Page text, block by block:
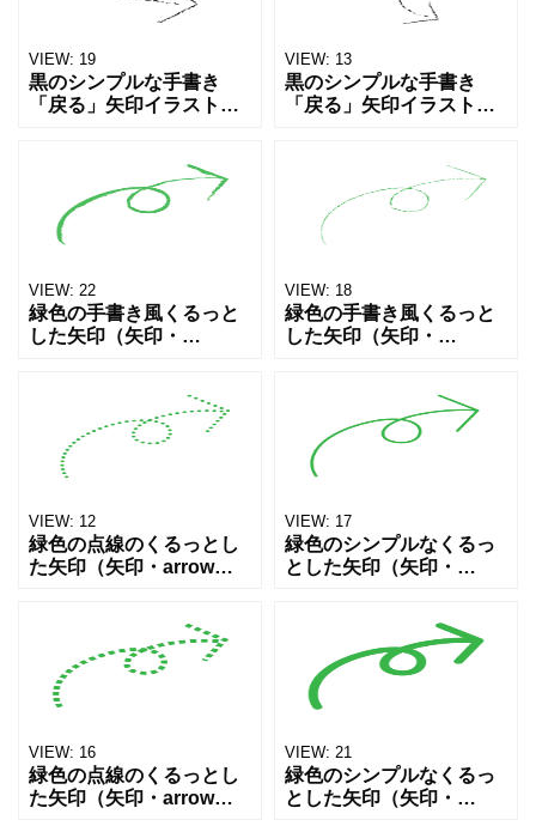
VIEW: 19
黒のシンプルな手書き
「戻る」矢印イラスト素
直し」「リピート」「循
環」「ループ」といった
動きを直感的に表現でき
ます。鉛
VIEW: 13
黒のシンプルな手書き
「戻る」矢印イラスト素
直し」「リピート」「循
環」「ループ」といった
動きを直感的に表現でき
ます。鉛
VIEW: 22
緑色の手書き風くるっと
した矢印（矢印・
素材です。Webサイト、
SNS投稿、プレゼン資
料、チラシやPOP、掲示
物な
VIEW: 18
緑色の手書き風くるっと
した矢印（矢印・
素材です。Webサイト、
SNS投稿、プレゼン資
料、チラシやPOP、掲示
物な
VIEW: 12
緑色の点線のくるっとし
た矢印（矢印・arrow・
す。Webサイト、SNS投
稿、プレゼン資料、チラ
シやPOP、掲示物など
VIEW: 17
緑色のシンプルなくるっ
とした矢印（矢印・
素材です。Webサイト、
SNS投稿、プレゼン資
料、チラシやPOP、掲示
VIEW: 16
緑色の点線のくるっとし
た矢印（矢印・arrow・
VIEW: 21
緑色のシンプルなくるっ
とした矢印（矢印・